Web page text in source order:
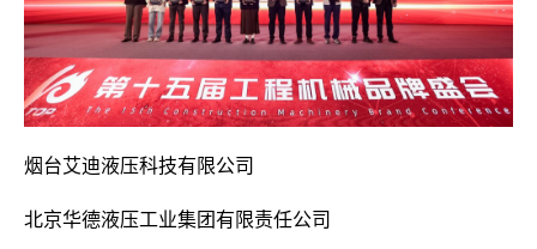
烟台艾迪液压科技有限公司
北京华德液压工业集团有限责任公司